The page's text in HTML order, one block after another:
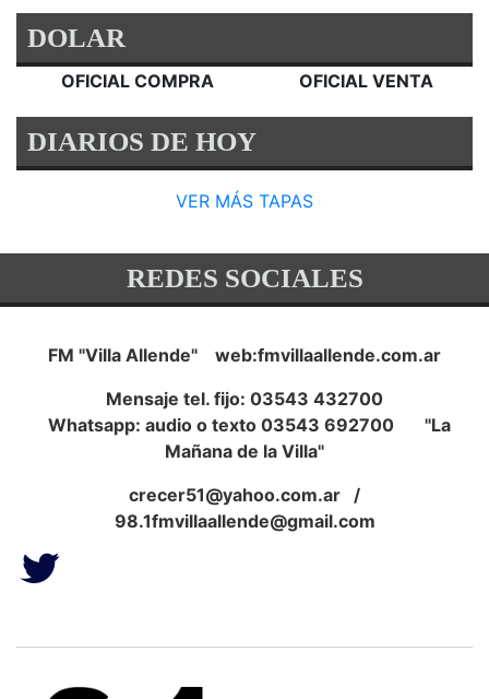
DOLAR
OFICIAL COMPRA OFICIAL VENTA
DIARIOS DE HOY
VER MÁS TAPAS
REDES SOCIALES
FM "Villa Allende" web:fmvillaallende.com.ar
Mensaje tel. fijo: 03543 432700
Whatsapp: audio o texto 03543 692700 "La
Mañana de la Villa"
crecer51@yahoo.com.ar /
98.1fmvillaallende@gmail.com